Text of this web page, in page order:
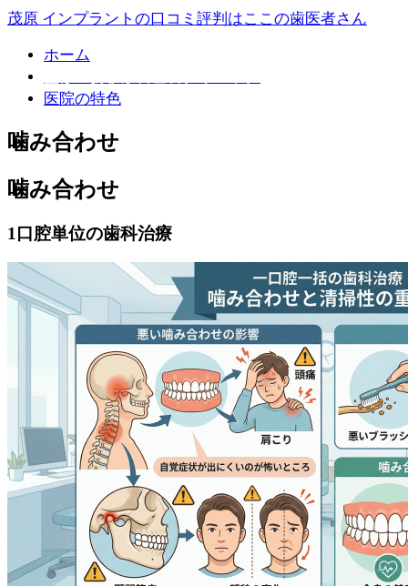
茂原 インプラントの口コミ評判はここの歯医者さん
ホーム
医院の特色
噛み合わせ
噛み合わせ
1口腔単位の歯科治療